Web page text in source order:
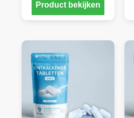
Product bekijken